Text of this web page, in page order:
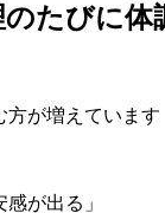
のたびに
方が増えています
が出る」